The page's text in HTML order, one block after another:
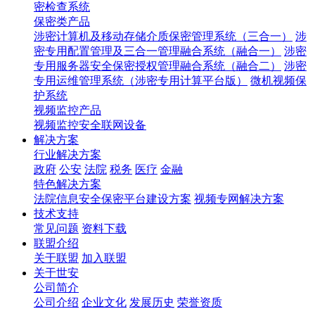
密检查系统
保密类产品
涉密计算机及移动存储介质保密管理系统（三合一）
涉
密专用配置管理及三合一管理融合系统（融合一）
涉密
专用服务器安全保密授权管理融合系统（融合二）
涉密
专用运维管理系统（涉密专用计算平台版）
微机视频保
护系统
视频监控产品
视频监控安全联网设备
解决方案
行业解决方案
政府 公安 法院 税务 医疗 金融
特色解决方案
法院信息安全保密平台建设方案 视频专网解决方案
技术支持
常见问题 资料下载
联盟介绍
关于联盟 加入联盟
关于世安
公司简介
公司介绍 企业文化 发展历史 荣誉资质